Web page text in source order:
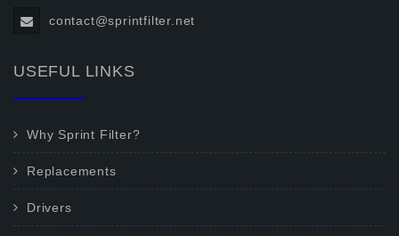
contact@sprintfilter.net
USEFUL LINKS
Why Sprint Filter?
Replacements
Drivers